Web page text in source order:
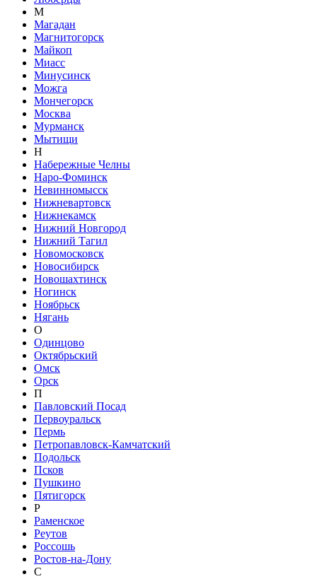
М
Магадан
Магнитогорск
Майкоп
Миасс
Минусинск
Можга
Мончегорск
Москва
Мурманск
Мытищи
Н
Набережные Челны
Наро-Фоминск
Невинномысск
Нижневартовск
Нижнекамск
Нижний Новгород
Нижний Тагил
Новомосковск
Новосибирск
Новошахтинск
Ногинск
Ноябрьск
Нягань
О
Одинцово
Октябрьский
Омск
Орск
П
Павловский Посад
Первоуральск
Пермь
Петропавловск-Камчатский
Подольск
Псков
Пушкино
Пятигорск
Р
Раменское
Реутов
Россошь
Ростов-на-Дону
С